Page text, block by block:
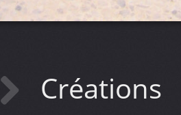
Créations